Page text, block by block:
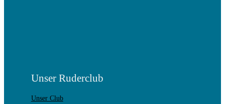
Unser Ruderclub
Unser Club